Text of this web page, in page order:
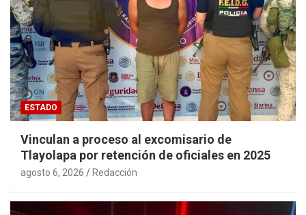
ESTADO
Vinculan a proceso al excomisario de
Tlayolapa por retención de oficiales en 2025
agosto 6, 2026 Redacción